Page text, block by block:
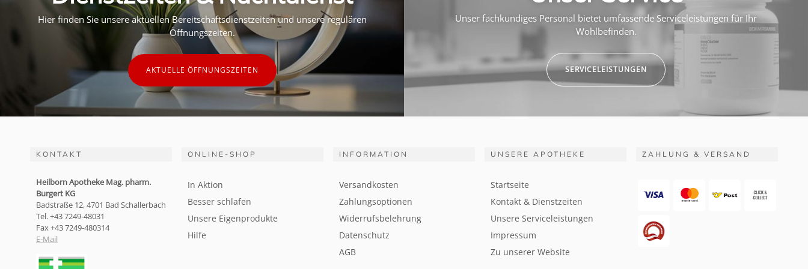
Hier finden Sie unsere aktuellen Bereitschaftsdienstzeiten und unsere regulären
Öffnungszeiten.
AKTUELLE ÖFFNUNGSZEITEN
Unser fachkundiges Personal bietet umfassende Serviceleistungen für Ihr
Wohlbefinden.
SERVICELEISTUNGEN
KONTAKT
Heilborn Apotheke Mag. pharm.
Burgert KG
Badstraße 12, 4701 Bad Schallerbach
Tel. +43 7249-48031
Fax +43 7249-480314
E-Mail
ONLINE-SHOP
In Aktion
Besser schlafen
Unsere Eigenprodukte
Hilfe
INFORMATION
Versandkosten
Zahlungsoptionen
Widerrufsbelehrung
Datenschutz
AGB
UNSERE APOTHEKE
Startseite
Kontakt & Dienstzeiten
Unsere Serviceleistungen
Impressum
Zu unserer Website
ZAHLUNG & VERSAND